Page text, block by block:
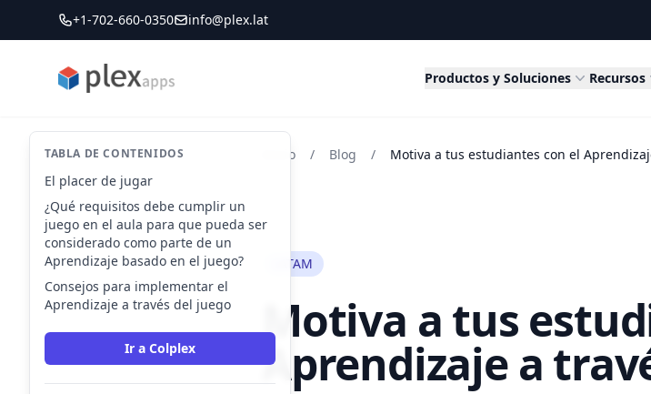
+1-702-660-0350 info@plex.lat
PLEXapps Productos y Soluciones Recursos
Inicio / Blog /
LATAM
Motiva a tus
Aprendizaje a
TABLA DE CONTENIDOS
El placer de jugar
¿Qué requisitos debe cumplir un
juego en el aula para que pueda ser
considerado como parte de un
Aprendizaje basado en el juego?
Consejos para implementar el
Aprendizaje a través del juego
Ir a Colplex